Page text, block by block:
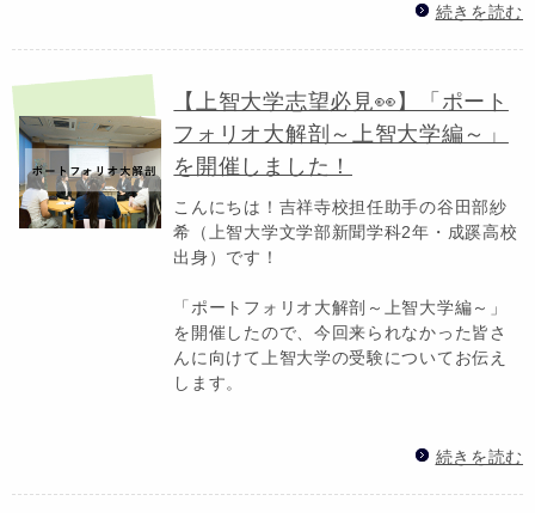
続きを読む
【上智大学志望必見👀】「ポート
フォリオ大解剖～上智大学編～」
を開催しました！
こんにちは！吉祥寺校担任助手の谷田部紗
希（上智大学文学部新聞学科2年・成蹊高校
出身）です！
「ポートフォリオ大解剖～上智大学編～」
を開催したので、今回来られなかった皆さ
んに向けて上智大学の受験についてお伝え
します。
続きを読む